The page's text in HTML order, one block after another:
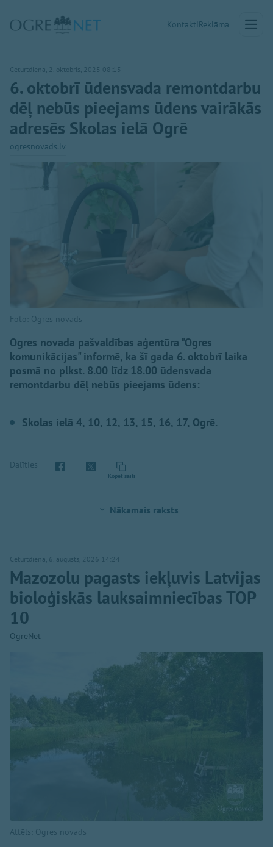
KontaktiReklāma
Ceturtdiena, 2. oktobris, 2025 08:15
6. oktobrī ūdensvada remontdarbu
dēļ nebūs pieejams ūdens vairākās
adresēs Skolas ielā Ogrē
ogresnovads.lv
Foto: Ogres novads
Ogres novada pašvaldības aģentūra "Ogres
komunikācijas" informē, ka šī gada 6. oktobrī laika
posmā no plkst. 8.00 līdz 18.00 ūdensvada
remontdarbu dēļ nebūs pieejams ūdens:
Skolas ielā 4, 10, 12, 13, 15, 16, 17, Ogrē.
Dalīties
Kopēt saiti
Nākamais raksts
Ceturtdiena, 6. augusts, 2026 14:24
Mazozolu pagasts iekļuvis Latvijas
bioloģiskās lauksaimniecības TOP
10
OgreNet
Attēls: Ogres novads